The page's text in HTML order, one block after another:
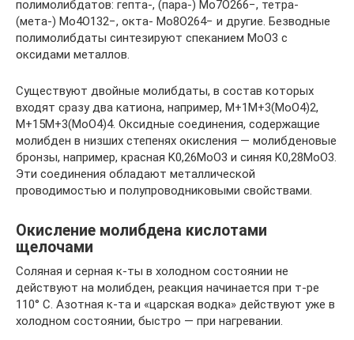
полимолибдатов: гепта-, (пара-) Mo7O266−, тетра-
(мета-) Mo4O132−, окта- Mo8O264− и другие. Безводные
полимолибдаты синтезируют спеканием MoO3 с
оксидами металлов.
Существуют двойные молибдаты, в состав которых
входят сразу два катиона, например, M+1M+3(MoO4)2,
M+15M+3(MoO4)4. Оксидные соединения, содержащие
молибден в низших степенях окисления — молибденовые
бронзы, например, красная K0,26MoO3 и синяя K0,28MoO3.
Эти соединения обладают металлической
проводимостью и полупроводниковыми свойствами.
Окисление молибдена кислотами
щелочами
Соляная и серная к-ты в холодном состоянии не
действуют на молибден, реакция начинается при т-ре
110° С. Азотная к-та и «царская водка» действуют уже в
холодном состоянии, быстро — при нагревании.